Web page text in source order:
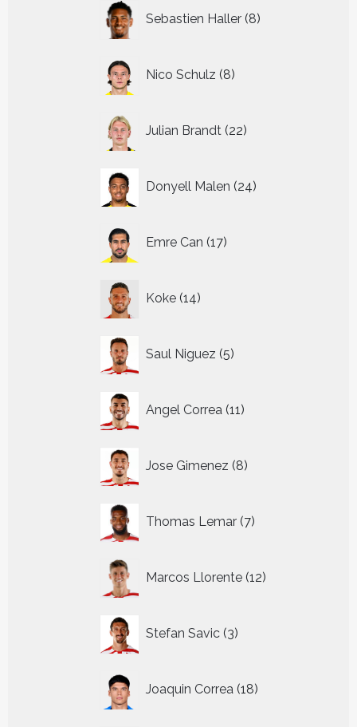
Sebastien Haller 8
producten
Nico Schulz 8
producten
Julian Brandt 22
producten
Donyell Malen 24
producten
Emre Can 17
producten
Koke 14
producten
Saul Niguez 5
producten
Angel Correa 11
producten
Jose Gimenez 8
producten
Thomas Lemar 7
producten
Marcos Llorente 12
producten
Stefan Savic 3
producten
Joaquin Correa 18
producten